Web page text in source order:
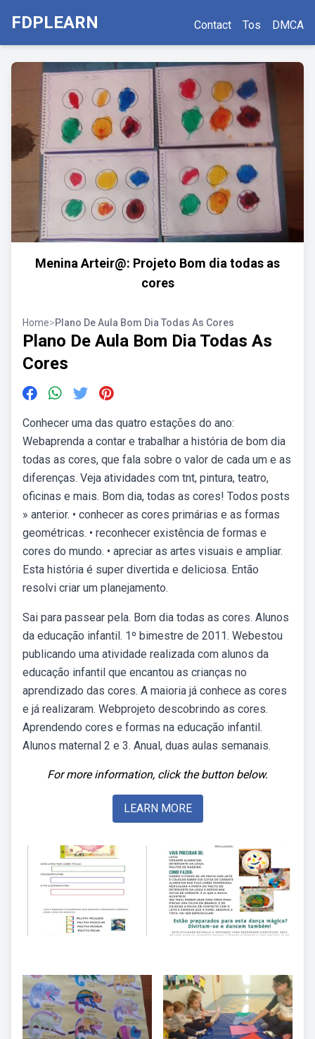
FDPLEARN Contact Tos DMCA
Menina Arteir@: Projeto Bom dia todas as
cores
Home>Plano De Aula Bom Dia Todas As Cores
Plano De Aula Bom Dia Todas As
Cores
Conhecer uma das quatro estações do ano:
Webaprenda a contar e trabalhar a história de bom dia
todas as cores, que fala sobre o valor de cada um e as
diferenças. Veja atividades com tnt, pintura, teatro,
oficinas e mais. Bom dia, todas as cores! Todos posts
» anterior. • conhecer as cores primárias e as formas
geométricas. • reconhecer existência de formas e
cores do mundo. • apreciar as artes visuais e ampliar.
Esta história é super divertida e deliciosa. Então
resolvi criar um planejamento.
Sai para passear pela. Bom dia todas as cores. Alunos
da educação infantil. 1º bimestre de 2011. Webestou
publicando uma atividade realizada com alunos da
educação infantil que encantou as crianças no
aprendizado das cores. A maioria já conhece as cores
e já realizaram. Webprojeto descobrindo as cores.
Aprendendo cores e formas na educação infantil.
Alunos maternal 2 e 3. Anual, duas aulas semanais.
For more information, click the button below.
LEARN MORE